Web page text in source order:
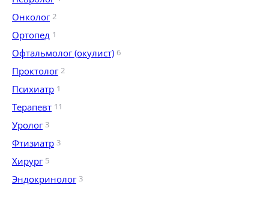
Онколог 2
Ортопед 1
Офтальмолог (окулист) 6
Проктолог 2
Психиатр 1
Терапевт 11
Уролог 3
Фтизиатр 3
Хирург 5
Эндокринолог 3